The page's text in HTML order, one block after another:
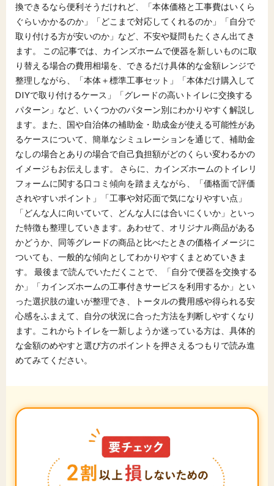
換できるなら便利そうだけれど、「本体価格と工事費はいくら
ぐらいかかるのか」「どこまで対応してくれるのか」「自分で
取り付ける方が安いのか」など、不安や疑問もたくさん出てき
ます。 この記事では、カインズホームで便器を新しいものに取
り替える場合の費用相場を、できるだけ具体的な金額レンジで
整理しながら、「本体＋標準工事セット」「本体だけ購入して
DIYで取り付けるケース」「グレードの高いトイレに交換する
パターン」など、いくつかのパターン別にわかりやすく解説し
ます。また、国や自治体の補助金・助成金が使える可能性があ
るケースについて、簡単なシミュレーションを通じて、補助金
なしの場合とありの場合で自己負担額がどのくらい変わるかの
イメージもお伝えします。 さらに、カインズホームのトイレリ
フォームに関する口コミ傾向を踏まえながら、「価格面で評価
されやすいポイント」「工事や対応面で気になりやすい点」
「どんな人に向いていて、どんな人には合いにくいか」といっ
た特徴も整理していきます。あわせて、オリジナル商品がある
かどうか、同等グレードの商品と比べたときの価格イメージに
ついても、一般的な傾向としてわかりやすくまとめていきま
す。 最後まで読んでいただくことで、「自分で便器を交換する
か」「カインズホームの工事付きサービスを利用するか」とい
った選択肢の違いが整理でき、トータルの費用感や得られる安
心感をふまえて、自分の状況に合った方法を判断しやすくなり
ます。これからトイレを一新しようか迷っている方は、具体的
な金額のめやすと選び方のポイントを押さえるつもりで読み進
めてみてください。